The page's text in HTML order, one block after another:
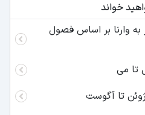
خواند
وارنا بر اساس فصول
تا می
تا آگوست